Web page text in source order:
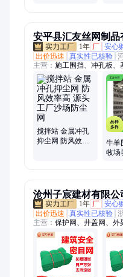
安平县汇友丝网制品
1年 厂 安心
出价迅速
真实性已核验
主营： 施工围挡、冲孔板、
间隔离网、临边基坑护栏
网、马场护栏、铁马护栏
搅拌站 金属冲孔
抑尘网 防风效率
牛羊
牧场
沧州子宸建材有限公
1年 厂 安心
出价迅速
真实性已核验
主营： 保护网、井盖网、外
坠网、密目网、防护网、
撑架、安全平网、防护爬
防护绿网、可调斜拉杆、
网、密目阻燃网